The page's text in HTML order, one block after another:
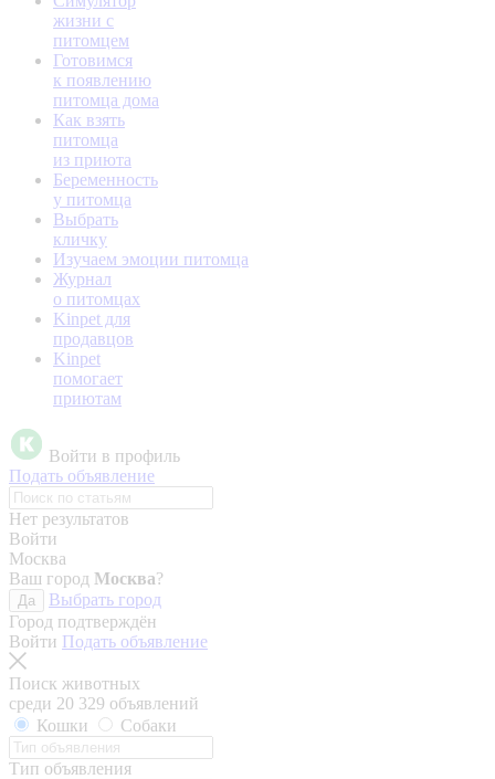
жизни с
питомцем
Готовимся
к появлению
питомца дома
Как взять
питомца
из приюта
Беременность
у питомца
Выбрать
кличку
Изучаем эмоции питомца
Журнал
о питомцах
Kinpet для
продавцов
Kinpet
помогает
приютам
Войти в профиль
Подать объявление
Нет результатов
Войти
Москва
Ваш город Москва?
Да
Выбрать город
Город подтверждён
Войти Подать объявление
Поиск животных
среди 20 329 объявлений
Кошки
Собаки
Тип объявления